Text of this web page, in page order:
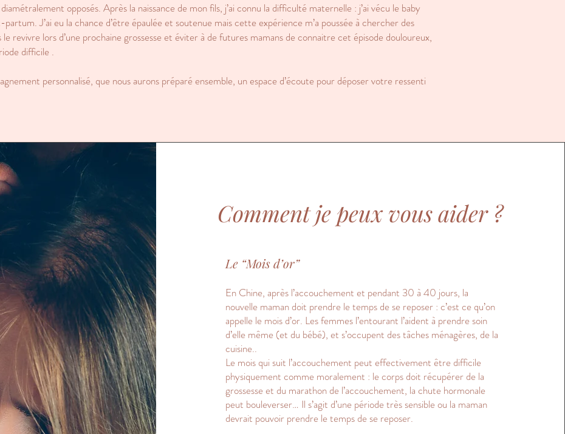
opposés. Après la naissance de mon fils, j’ai connu la difficulté maternelle : j’ai vécu le baby
partum. J’ai eu la chance d’être épaulée et soutenue mais cette expérience m’a poussée à chercher des
le revivre lors d’une prochaine grossesse et éviter à de futures mamans de connaitre cet épisode douloureux,
difficile .
personnalisé, que nous aurons préparé ensemble, un espace d’écoute pour déposer votre ressenti
Comment je peux vous aider ?
Le “Mois d’or”
En Chine, après l’accouchement et pendant 30 à 40 jours, la
nouvelle maman doit prendre le temps de se reposer : c’est ce qu’on
appelle le mois d’or. Les femmes l’entourant l’aident à prendre soin
d’elle même (et du bébé), et s’occupent des tâches ménagères, de la
cuisine..
Le mois qui suit l’accouchement peut effectivement être difficile
physiquement comme moralement : le corps doit récupérer de la
grossesse et du marathon de l’accouchement, la chute hormonale
peut bouleverser… Il s’agit d’une période très sensible ou la maman
devrait pouvoir prendre le temps de se reposer.